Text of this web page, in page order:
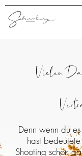
Vielen
Denn wenn du
hast
Shooting schon